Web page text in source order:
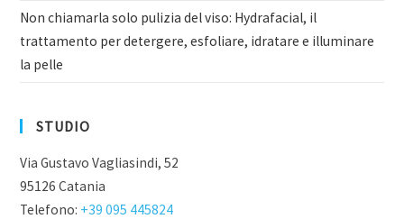
Non chiamarla solo pulizia del viso: Hydrafacial, il
trattamento per detergere, esfoliare, idratare e illuminare
la pelle
STUDIO
Via Gustavo Vagliasindi, 52
95126 Catania
Telefono: +39 095 445824